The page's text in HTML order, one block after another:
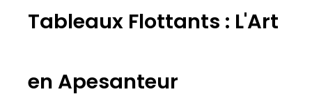
Tableaux Flottants : L'Art
en Apesanteur